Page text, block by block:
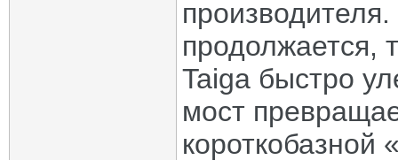
продолжается,
Taiga быстро
мост
короткобазной